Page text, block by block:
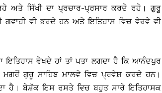
ਅਤੇ ਸਿੱਖੀ ਦਾ ਪ੍ਰਚਾਰ-ਪ੍ਰਸਾਰ ਕਰਦੇ ਰਹੇ। ਗੁਰੂ
ਗਵਾਹੀ ਵੀ ਭਰਦੇ ਹਨ ਅਤੇ ਇਤਿਹਾਸ ਵਿਚ ਵੇਰਵੇ ਵੀ
ਵੇਖਦੇ ਹਾਂ ਤਾਂ ਪਤਾ ਲਗਦਾ ਹੈ ਕਿ ਆਨੰਦਪੁਰ
ਗੁਰੂ ਸਾਹਿਬ ਮਾਲਵੇ ਵਿਚ ਪ੍ਰਵੇਸ਼ ਕਰਦੇ ਹਨ।
ਹੈ। ਬੇਸ਼ੱਕ ਇਸ ਰਸਤੇ ਵਿਚ ਬਹੁਤ ਸਾਰੇ ਇਤਿਹਾਸਕ